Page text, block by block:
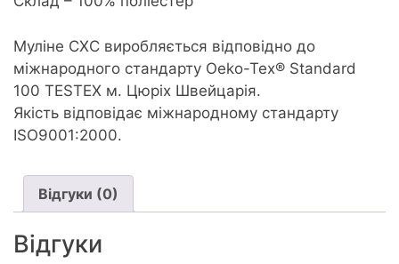
Муліне CXC виробляється відповідно до
міжнародного стандарту Oeko-Tex® Standard
100 TESTEX м. Цюріх Швейцарія.
Якість відповідає міжнародному стандарту
ISO9001:2000.
Відгуки (0)
Відгуки